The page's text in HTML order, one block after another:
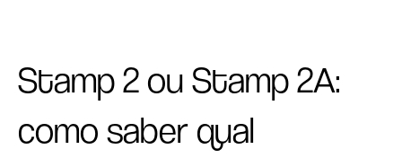
Stamp 2 ou Stamp 2A:
como saber qual